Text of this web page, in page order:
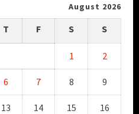
August 2026
T F S S
1 2
6 7 8 9
13 14 15 16